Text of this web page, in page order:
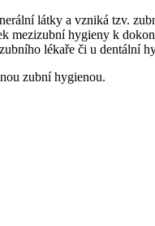
látky a vzniká tzv.
mezizubní hygieny k
lékaře či u dentální
zubní hygienou.